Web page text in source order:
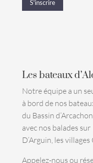
Les bateaux
Notre équipe a un
à bord de nos
du Bassin
avec nos balades
D’Arguin, les
Appelez-nous ou